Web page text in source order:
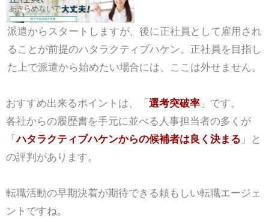
派遣からスタートしますが、後に正社員として雇用され
ることが前提のハタラクティブハケン。正社員を目指し
た上で派遣から始めたい場合には、ここは外せません。
おすすめ出来るポイントは、「 選考突破率」です。
各社からの履歴書を手元に並べる人事担当者の多くが
「ハタラクティブハケンからの候補者は良く決まる 」と
の評判があります。
転職活動の早期決着が期待できる頼もしい転職エージェ
ントですね。